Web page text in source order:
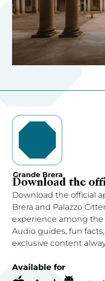
Download the
Download the official
Brera and Palazzo
experience among the
Audio guides, fun
exclusive content
Available for